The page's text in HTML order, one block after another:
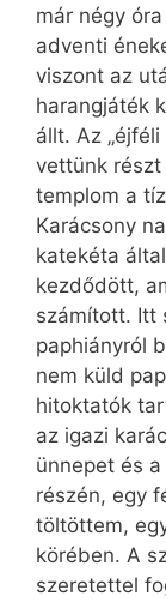
már négy
adventi
viszont az
harangjáték
állt. Az
vettünk részt
templom a
Karácsony
katekéta
kezdődött,
számított. Itt
paphiányról
nem küld
hitoktatók
az igazi
ünnepet és
részén, egy
töltöttem,
körében. A
szeretettel